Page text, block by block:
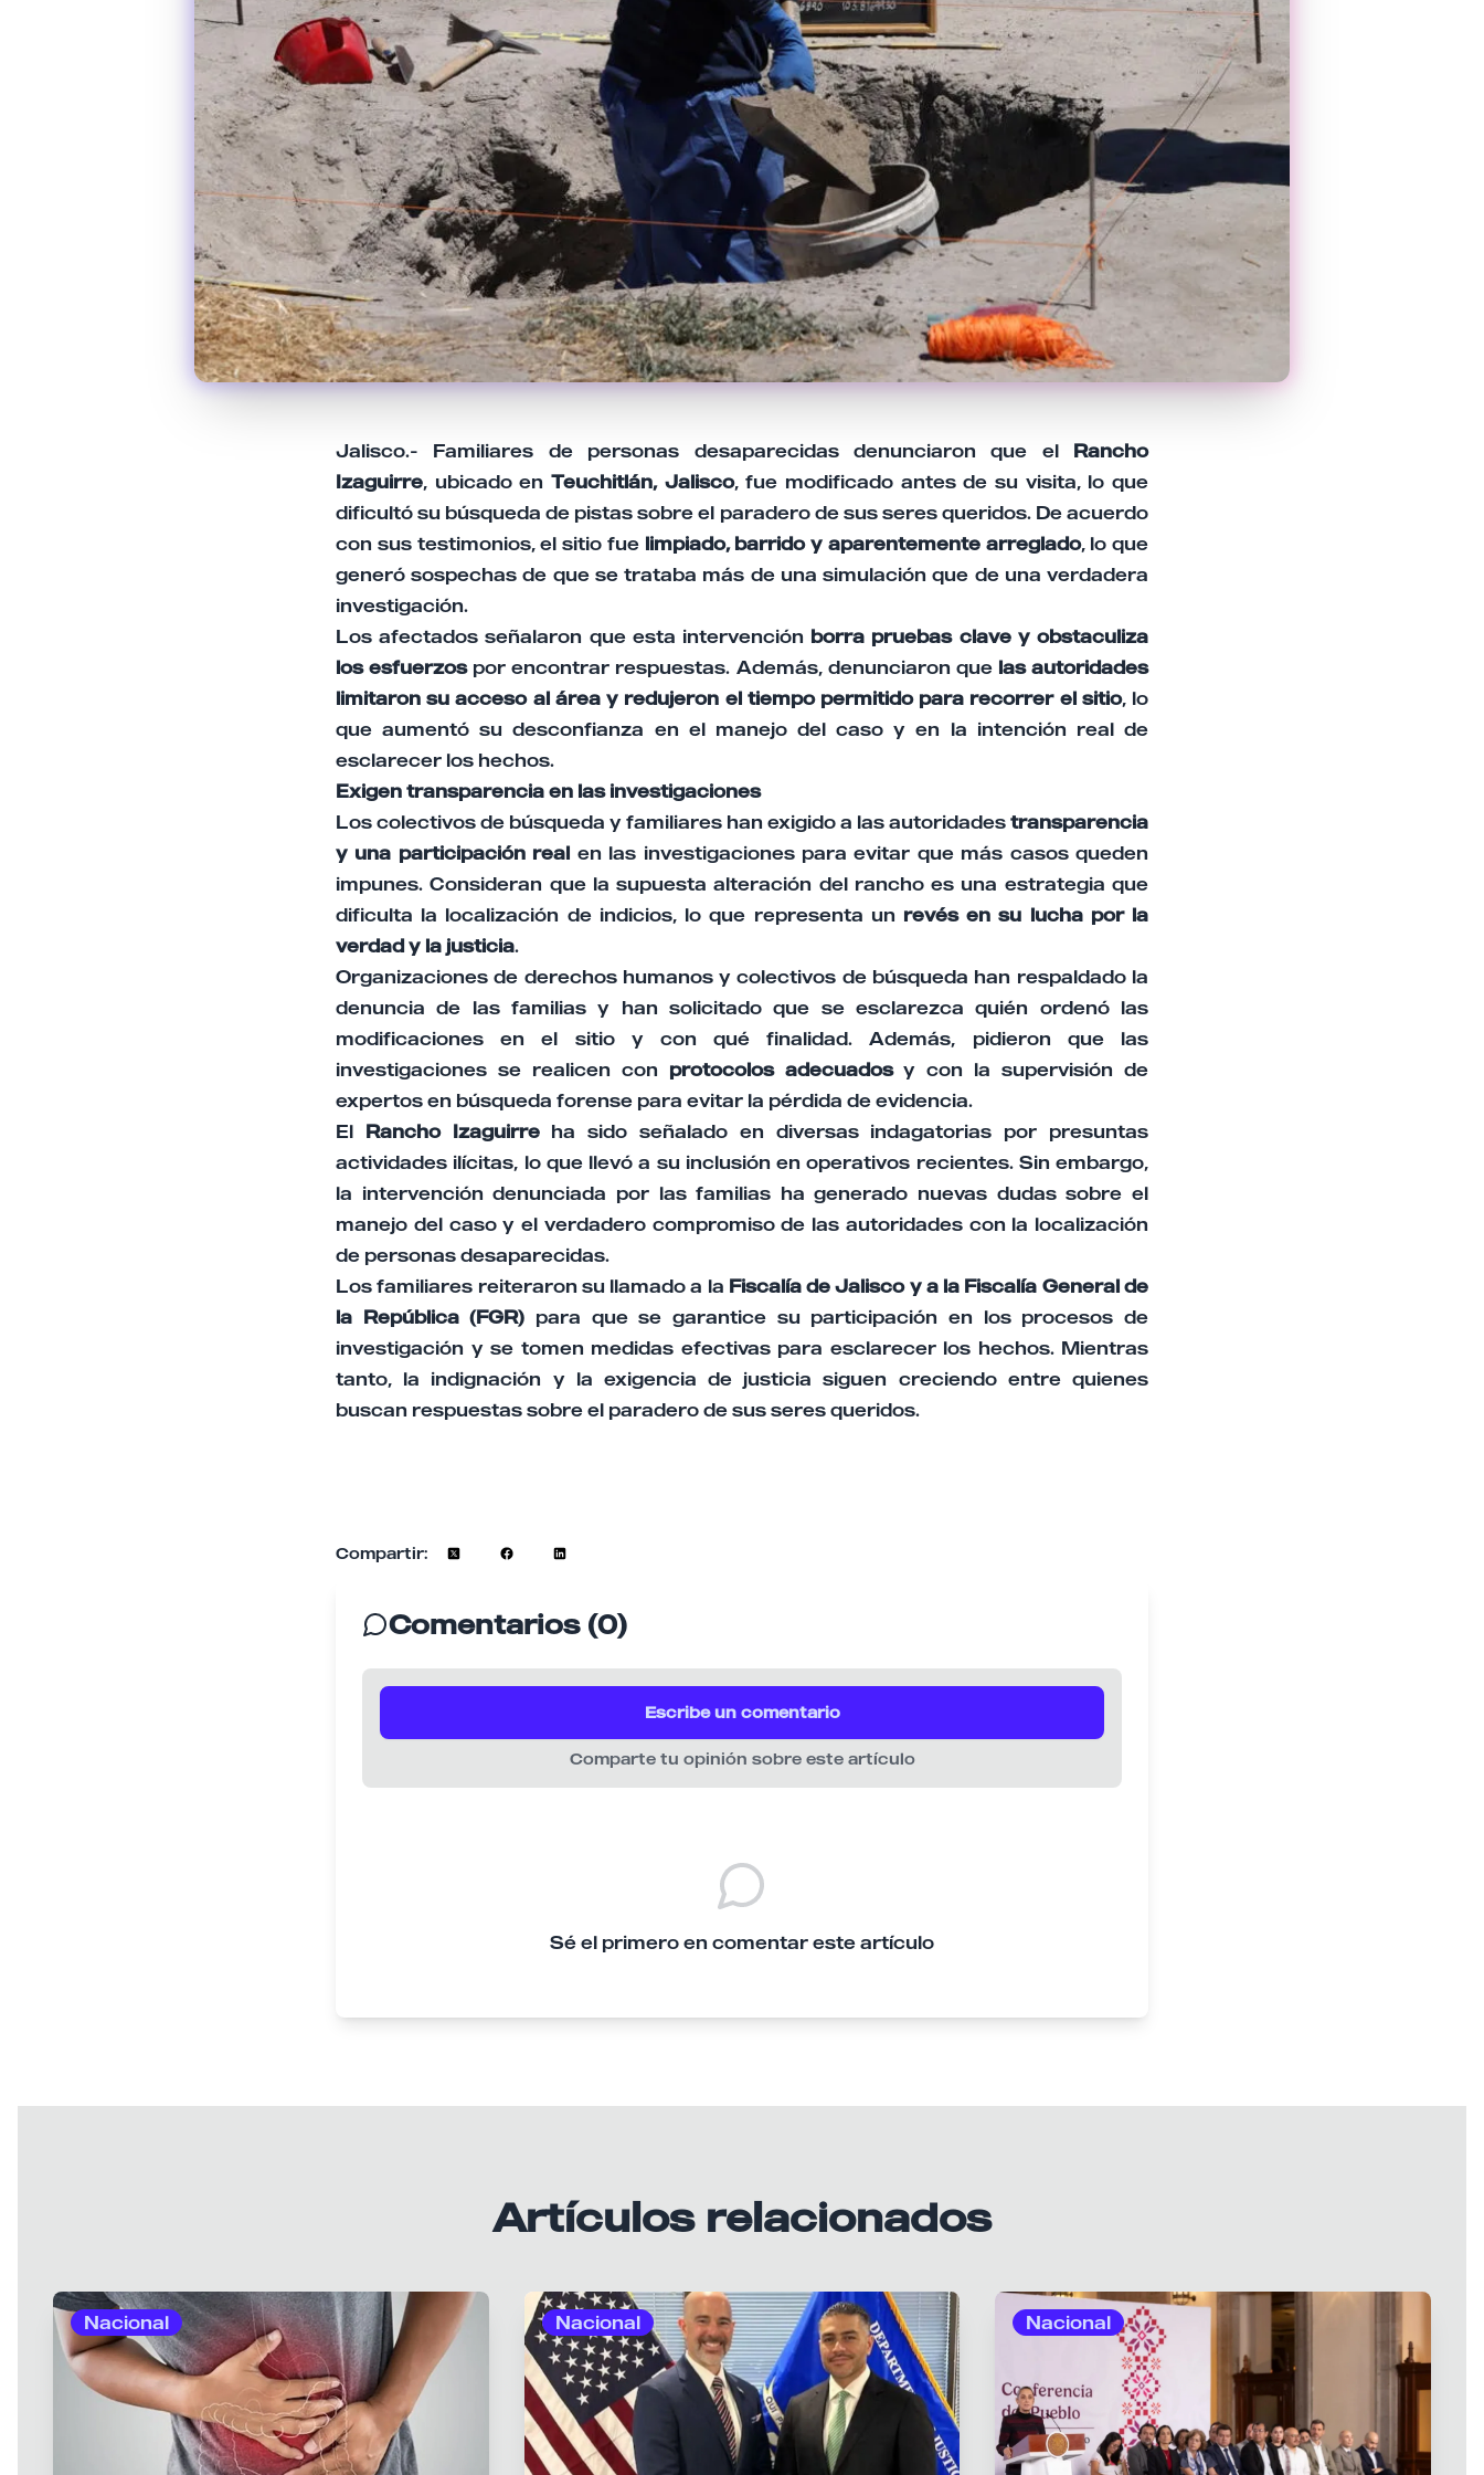
Jalisco.- Familiares de personas desaparecidas denunciaron que el Rancho
Izaguirre, ubicado en Teuchitlán, Jalisco, fue modificado antes de su visita, lo que
dificultó su búsqueda de pistas sobre el paradero de sus seres queridos. De acuerdo
con sus testimonios, el sitio fue limpiado, barrido y aparentemente arreglado, lo que
generó sospechas de que se trataba más de una simulación que de una verdadera
investigación.
Los afectados señalaron que esta intervención borra pruebas clave y obstaculiza
los esfuerzospor encontrar respuestas. Además, denunciaron que las autoridades
limitaron su acceso al área y redujeron el tiempo permitido para recorrer el sitio, lo
que aumentó su desconfianza en el manejo del caso y en la intención real de
esclarecer los hechos.
Exigen transparencia en las investigaciones
Los colectivos de búsqueda y familiares han exigido a las autoridades transparencia
y una participación real en las investigaciones para evitar que más casos queden
impunes. Consideran que la supuesta alteración del rancho es una estrategia que
dificulta la localización de indicios, lo que representa un revés en su lucha por la
verdad y la justicia.
Organizaciones de derechos humanos y colectivos de búsqueda han respaldado la
denuncia de las familias y han solicitado que se esclarezca quién ordenó las
modificaciones en el sitio y con qué finalidad. Además, pidieron que las
investigaciones se realicen con protocolos adecuadosy con la supervisión de
expertos en búsqueda forense para evitar la pérdida de evidencia.
El Rancho Izaguirreha sido señalado en diversas indagatorias por presuntas
actividades ilícitas, lo que llevó a su inclusión en operativos recientes. Sin embargo,
la intervención denunciada por las familias ha generado nuevas dudas sobre el
manejo del caso y el verdadero compromiso de las autoridades con la localización
de personas desaparecidas.
Los familiares reiteraron su llamado a la Fiscalía de Jalisco y a la Fiscalía General de
la República (FGR) para que se garantice su participación en los procesos de
investigación y se tomen medidas efectivas para esclarecer los hechos. Mientras
tanto, la indignación y la exigencia de justicia siguen creciendo entre quienes
buscan respuestas sobre el paradero de sus seres queridos.
Compartir:
Comentarios (0)
Escribe un comentario
Comparte tu opinión sobre este artículo
Sé el primero en comentar este artículo
Artículos relacionados
Nacional Nacional Nacional